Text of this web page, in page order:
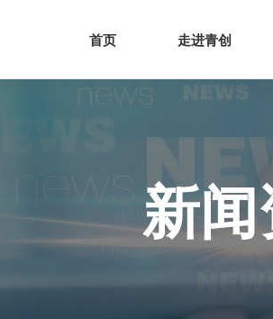
首页 走进青创
新